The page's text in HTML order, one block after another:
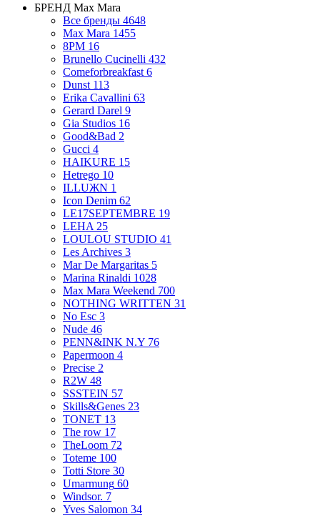
БРЕНД Max Mara
Все бренды 4648
Max Mara 1455
8PM 16
Brunello Cucinelli 432
Comeforbreakfast 6
Dunst 113
Erika Cavallini 63
Gerard Darel 9
Gia Studios 16
Good&Bad 2
Gucci 4
HAIKURE 15
Hetrego 10
ILLUЖN 1
Icon Denim 62
LE17SEPTEMBRE 19
LEHA 25
LOULOU STUDIO 41
Les Archives 3
Mar De Margaritas 5
Marina Rinaldi 1028
Max Mara Weekend 700
NOTHING WRITTEN 31
No Esc 3
Nude 46
PENN&INK N.Y 76
Papermoon 4
Precise 2
R2W 48
SSSTEIN 57
Skills&Genes 23
TONET 13
The row 17
TheLoom 72
Toteme 100
Totti Store 30
Umarmung 60
Windsor. 7
Yves Salomon 34